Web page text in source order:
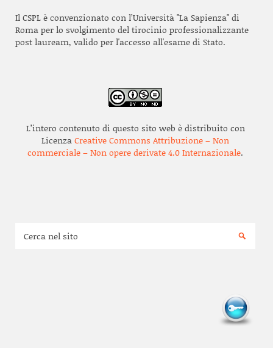
Il CSPL è convenzionato con l’Università "La Sapienza" di
Roma per lo svolgimento del tirocinio professionalizzante
post lauream, valido per l'accesso all'esame di Stato.
L’intero contenuto di questo sito web è distribuito con
LicenzaCreative Commons Attribuzione – Non
commerciale – Non opere derivate 4.0 Internazionale.